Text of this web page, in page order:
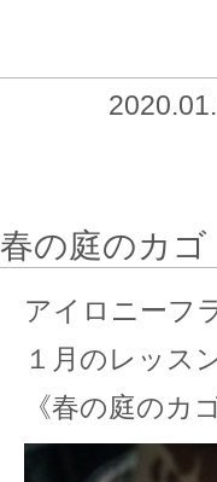
春の庭のカゴ
アイロニーフ
１月のレッス
《春の庭のカゴ